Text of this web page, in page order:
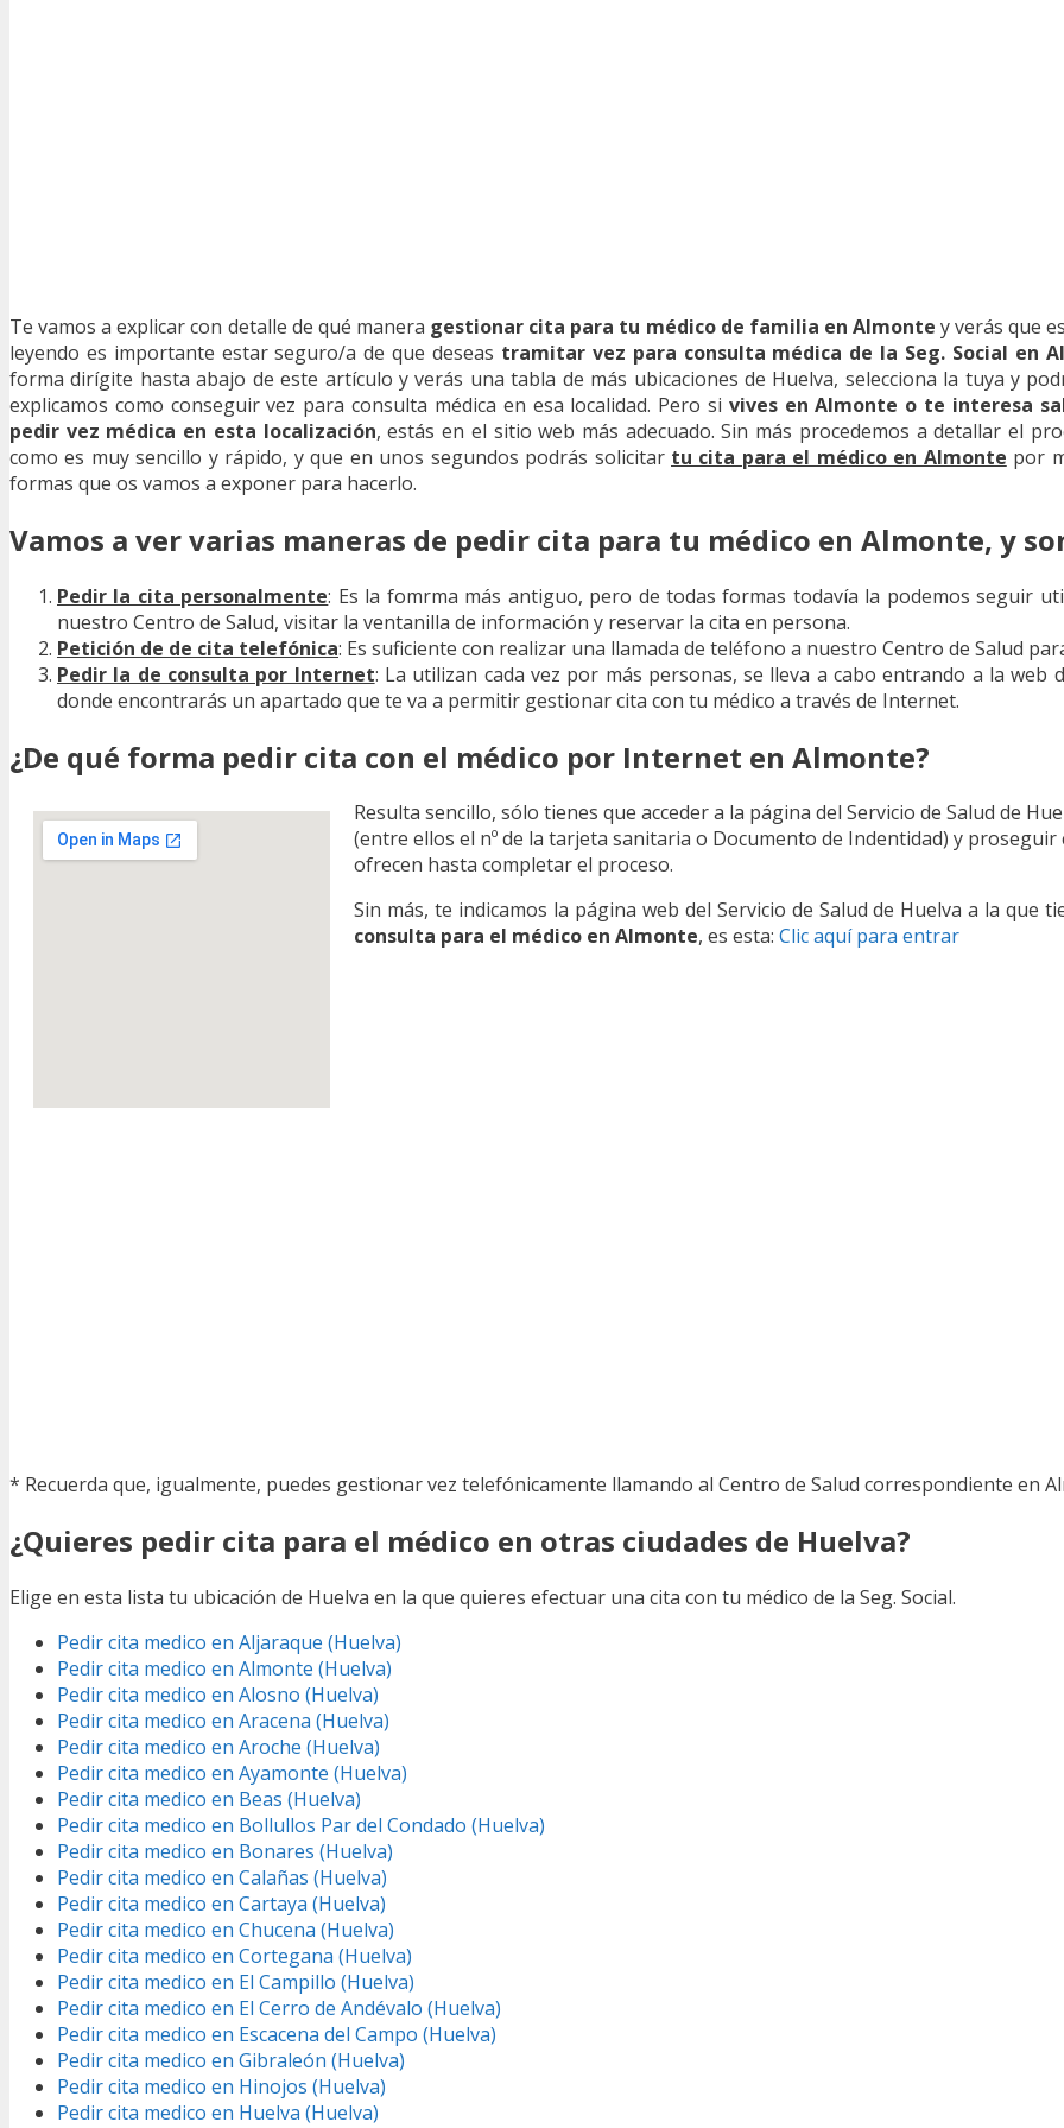
Te vamos a explicar con detalle de qué manera gestionar cita para tu médico de familia en Almonte y verás que
leyendo es importante estar seguro/a de que deseas tramitar vez para consulta médica de la Seg. Social en
forma dirígite hasta abajo de este artículo y verás una tabla de más ubicaciones de Huelva, selecciona la tuya y
explicamos como conseguir vez para consulta médica en esa localidad. Pero si vives en Almonte o te interesa
pedir vez médica en esta localización, estás en el sitio web más adecuado. Sin más procedemos a detallar el
como es muy sencillo y rápido, y que en unos segundos podrás solicitar tu cita para el médico en Almonte por
formas que os vamos a exponer para hacerlo.
Vamos a ver varias maneras de pedir cita para tu médico en Almonte, y
Pedir la cita personalmente: Es la fomrma más antiguo, pero de todas formas todavía la podemos seguir
nuestro Centro de Salud, visitar la ventanilla de información y reservar la cita en persona.
Petición de de cita telefónica: Es suficiente con realizar una llamada de teléfono a nuestro Centro de Salud
Pedir la de consulta por Internet: La utilizan cada vez por más personas, se lleva a cabo entrando a la web
donde encontrarás un apartado que te va a permitir gestionar cita con tu médico a través de Internet.
¿De qué forma pedir cita con el médico por Internet en Almonte?
Resulta sencillo, sólo tienes que acceder a la página del Servicio de Salud de
(entre ellos el nº de la tarjeta sanitaria o Documento de Indentidad) y proseguir
ofrecen hasta completar el proceso.
Sin más, te indicamos la página web del Servicio de Salud de Huelva a la que
consulta para el médico en Almonte, es esta: Clic aquí para entrar
* Recuerda que, igualmente, puedes gestionar vez telefónicamente llamando al Centro de Salud correspondiente en
¿Quieres pedir cita para el médico en otras ciudades de Huelva?
Elige en esta lista tu ubicación de Huelva en la que quieres efectuar una cita con tu médico de la Seg. Social.
Pedir cita medico en Aljaraque (Huelva)
Pedir cita medico en Almonte (Huelva)
Pedir cita medico en Alosno (Huelva)
Pedir cita medico en Aracena (Huelva)
Pedir cita medico en Aroche (Huelva)
Pedir cita medico en Ayamonte (Huelva)
Pedir cita medico en Beas (Huelva)
Pedir cita medico en Bollullos Par del Condado (Huelva)
Pedir cita medico en Bonares (Huelva)
Pedir cita medico en Calañas (Huelva)
Pedir cita medico en Cartaya (Huelva)
Pedir cita medico en Chucena (Huelva)
Pedir cita medico en Cortegana (Huelva)
Pedir cita medico en El Campillo (Huelva)
Pedir cita medico en El Cerro de Andévalo (Huelva)
Pedir cita medico en Escacena del Campo (Huelva)
Pedir cita medico en Gibraleón (Huelva)
Pedir cita medico en Hinojos (Huelva)
Pedir cita medico en Huelva (Huelva)